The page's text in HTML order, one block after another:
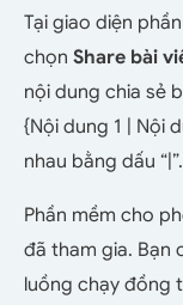
Tại giao diện
chọn Share bài
nội dung chia sẻ
{Nội dung 1 | Nội
nhau bằng dấu “|”.
Phần mềm cho
đã tham gia. Bạn
luồng chạy đồng